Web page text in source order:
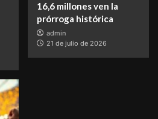
16,6 millones ven la
prórroga histórica
admin
21 de julio de 2026